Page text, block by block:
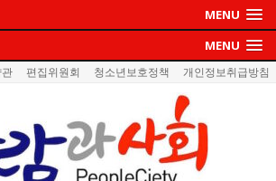
MENU
MENU
편집위원회 청소년보호정책 개인정보취급방침